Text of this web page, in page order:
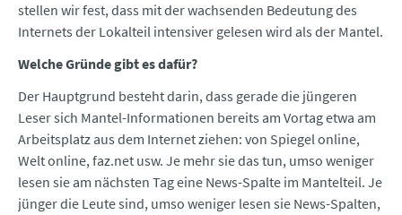
stellen wir fest, dass mit der wachsenden Bedeutung des
Internets der Lokalteil intensiver gelesen wird als der Mantel.
Welche Gründe gibt es dafür?
Der Hauptgrund besteht darin, dass gerade die jüngeren
Leser sich Mantel-Informationen bereits am Vortag etwa am
Arbeitsplatz aus dem Internet ziehen: von Spiegel online,
Welt online, faz.net usw. Je mehr sie das tun, umso weniger
lesen sie am nächsten Tag eine News-Spalte im Mantelteil. Je
jünger die Leute sind, umso weniger lesen sie News-Spalten,